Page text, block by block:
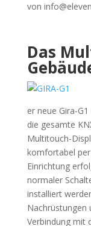
von
Das
er neue Gira-
die gesamte
Multitouch-
komfortabel
Einrichtung
normaler
installiert
Nachrüstungen
Verbindung mit